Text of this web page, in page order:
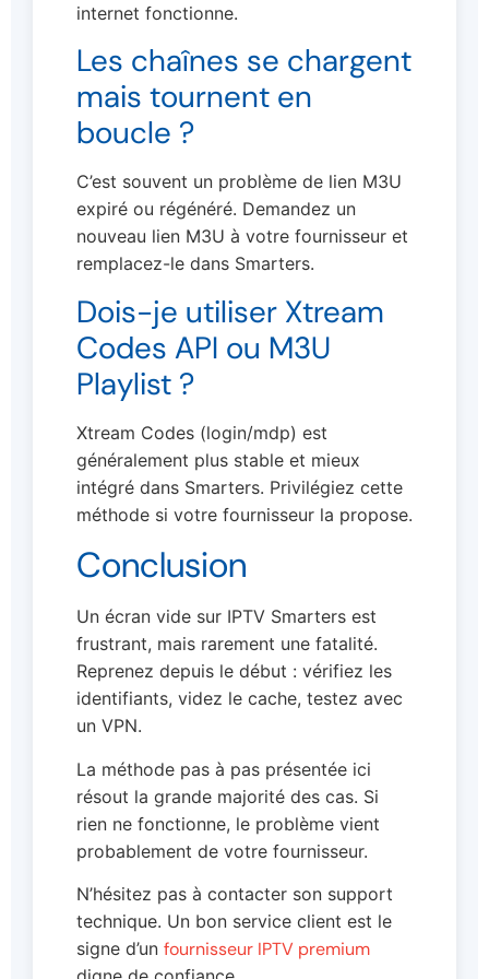
internet fonctionne.
Les chaînes se chargent
mais tournent en
boucle ?
C’est souvent un problème de lien M3U
expiré ou régénéré. Demandez un
nouveau lien M3U à votre fournisseur et
remplacez-le dans Smarters.
Dois-je utiliser Xtream
Codes API ou M3U
Playlist ?
Xtream Codes (login/mdp) est
généralement plus stable et mieux
intégré dans Smarters. Privilégiez cette
méthode si votre fournisseur la propose.
Conclusion
Un écran vide sur IPTV Smarters est
frustrant, mais rarement une fatalité.
Reprenez depuis le début : vérifiez les
identifiants, videz le cache, testez avec
un VPN.
La méthode pas à pas présentée ici
résout la grande majorité des cas. Si
rien ne fonctionne, le problème vient
probablement de votre fournisseur.
N’hésitez pas à contacter son support
technique. Un bon service client est le
signe d’un fournisseur IPTV premium